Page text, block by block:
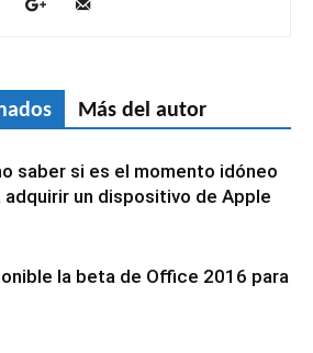
Más del autor
saber si es el momento idóneo
adquirir un dispositivo de Apple
la beta de Office 2016 para